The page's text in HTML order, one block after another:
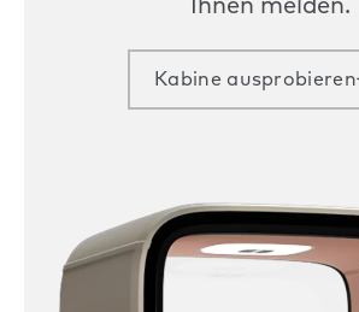
Ihnen melden.
Kabine ausprobieren